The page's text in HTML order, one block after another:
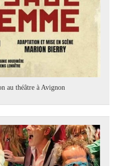
au théâtre à Avignon